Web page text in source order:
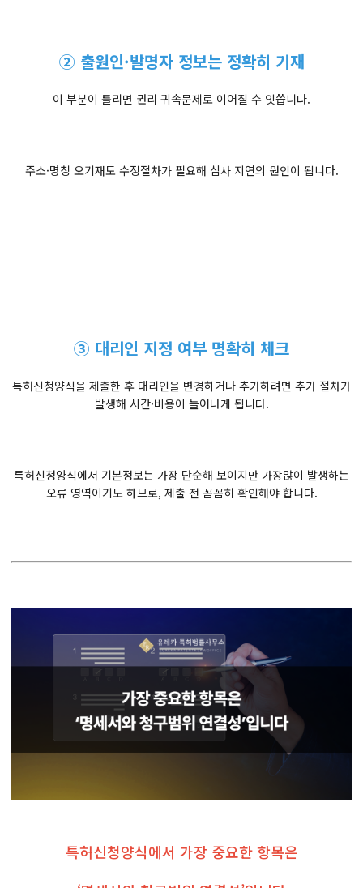
② 출원인·발명자 정보는 정확히 기재
이 부분이 틀리면 권리 귀속문제로 이어질 수 잇씁니다.
주소·명칭 오기재도 수정절차가 필요해 심사 지연의 원인이 됩니다.
③ 대리인 지정 여부 명확히 체크
특허신청양식을 제출한 후 대리인을 변경하거나 추가하려면 추가 절차가
발생해 시간·비용이 늘어나게 됩니다.
특허신청양식에서 기본정보는 가장 단순해 보이지만 가장많이 발생하는
오류 영역이기도 하므로, 제출 전 꼼꼼히 확인해야 합니다.
특허신청양식에서 가장 중요한 항목은